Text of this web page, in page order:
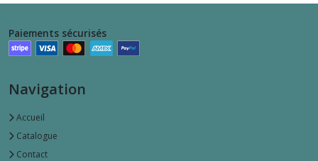
Paiements sécurisés
Navigation
Accueil
Catalogue
Contact